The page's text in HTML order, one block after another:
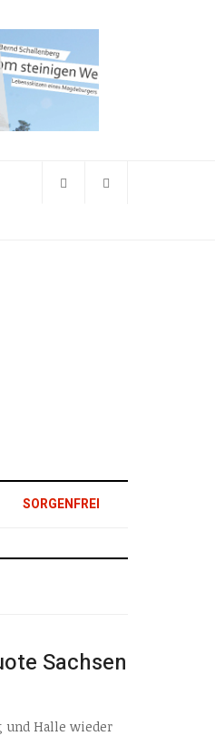
SORGENFREI
Sachsen
und Halle wieder